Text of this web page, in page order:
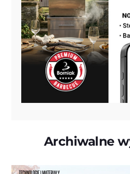
Archiwalne